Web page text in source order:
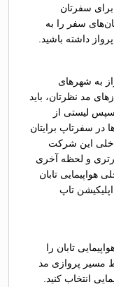
برای سفرتان
سفر را به
داشته باشید.
به شهرهای
مد نظرتان، باید
سپس لیستی از
در سفرتاپ برایتان
این شرکت
و لحظه آخری
هواپیمایی تابان
تاپ
تابان را
مسیر پروازی مد
انتخاب کنید.